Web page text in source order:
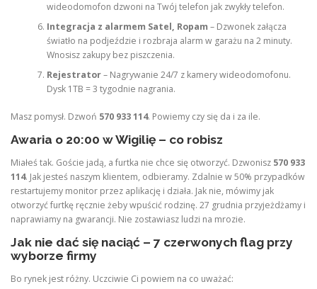
wideodomofon dzwoni na Twój telefon jak zwykły telefon.
Integracja z alarmem Satel, Ropam – Dzwonek załącza
światło na podjeździe i rozbraja alarm w garażu na 2 minuty.
Wnosisz zakupy bez piszczenia.
Rejestrator– Nagrywanie 24/7 z kamery wideodomofonu.
Dysk 1TB = 3 tygodnie nagrania.
Masz pomysł. Dzwoń 570 933 114. Powiemy czy się da i za ile.
Awaria o 20:00 w Wigilię – co robisz
Miałeś tak. Goście jadą, a furtka nie chce się otworzyć. Dzwonisz 570 933
114. Jak jesteś naszym klientem, odbieramy. Zdalnie w 50% przypadków
restartujemy monitor przez aplikację i działa. Jak nie, mówimy jak
otworzyć furtkę ręcznie żeby wpuścić rodzinę. 27 grudnia przyjeżdżamy i
naprawiamy na gwarancji. Nie zostawiasz ludzi na mrozie.
Jak nie dać się naciąć – 7 czerwonych flag przy
wyborze firmy
Bo rynek jest różny. Uczciwie Ci powiem na co uważać: